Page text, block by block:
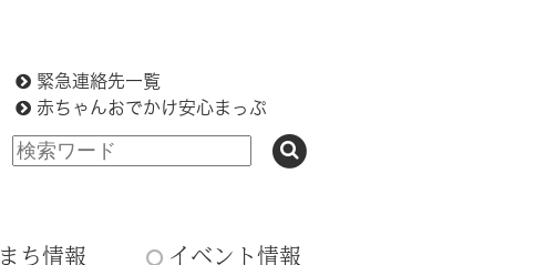
緊急連絡先一覧
赤ちゃんおでかけ安心まっぷ
まち情報 イベント情報